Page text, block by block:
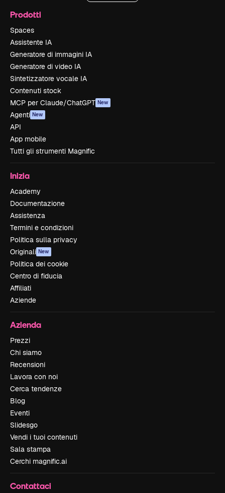
Prodotti
Spaces
Assistente IA
Generatore di immagini IA
Generatore di video IA
Sintetizzatore vocale IA
Contenuti stock
MCP per Claude/ChatGPT New
Agenti New
API
App mobile
Tutti gli strumenti Magnific
Inizia
Academy
Documentazione
Assistenza
Termini e condizioni
Politica sulla privacy
Originali New
Politica dei cookie
Centro di fiducia
Affiliati
Aziende
Azienda
Prezzi
Chi siamo
Recensioni
Lavora con noi
Cerca tendenze
Blog
Eventi
Slidesgo
Vendi i tuoi contenuti
Sala stampa
Cerchi magnific.ai
Contattaci